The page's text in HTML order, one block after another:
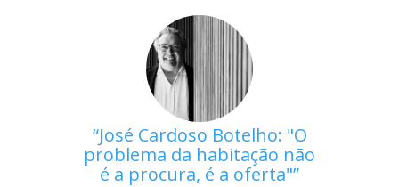
José Cardoso Botelho: "O
problema da habitação não
é a procura, é a oferta"